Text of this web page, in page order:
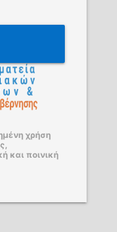
χρήση
και ποινική